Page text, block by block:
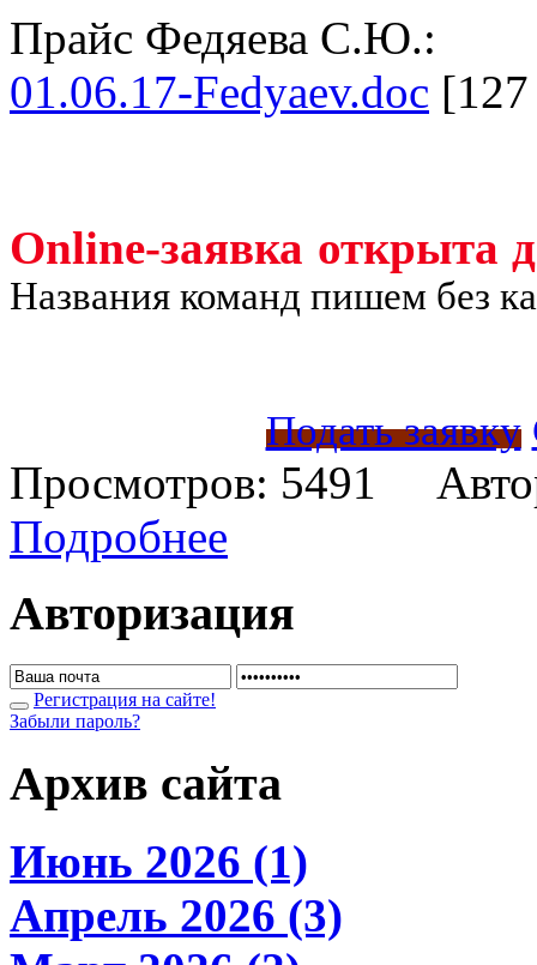
Прайс Федяева С.Ю.:
01.06.17-Fedyaev.doc
Online-заявка открыта
Названия команд пишем без
Подать заявку
Просмотров: 5491
Подробнее
Авторизация
Регистрация на сайте!
Забыли пароль?
Архив сайта
Июнь 2026 (1)
Апрель 2026 (3)